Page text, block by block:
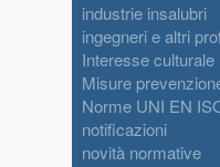
industrie insalubri
ingegneri e altri
Interesse culturale
Misure
Norme UNI EN
notificazioni
novità normative